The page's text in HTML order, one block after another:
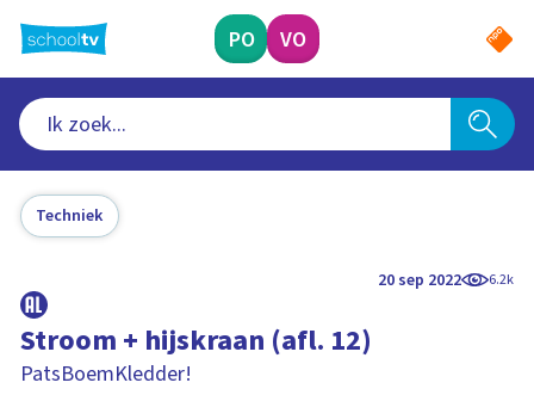
naar
hoofdinhoud
PO VO
Techniek
20 sep 2022 6.2k
Stroom + hijskraan (afl. 12)
PatsBoemKledder!